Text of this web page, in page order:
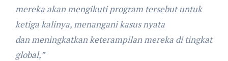
mereka akan mengikuti program tersebut untuk
ketiga kalinya, menangani kasus nyata
dan meningkatkan keterampilan mereka di tingkat
global,”